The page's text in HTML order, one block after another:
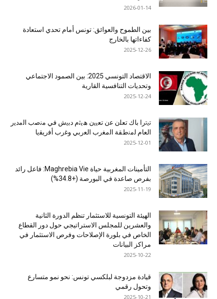
2026-01-14
بين الطموح والعوائق: تونس أمام تحدي استعادة
كفاءاتها بالخارج
2025-12-26
الاقتصاد التونسي 2025: بين الصمود الاجتماعي
وتحديات التنافسية القارية
2025-12-24
ﺗﯾﺗرا ﺑﺎك ﺗﻌﻠن ﻋن ﺗﻌﯾﯾن ھﯾﺛم دﺑﯾش ﻓﻲ ﻣﻧﺻب اﻟﻣدﯾر
اﻟﻌﺎم ﻟﻣﻧطﻘﺔ اﻟﻣﻐرب اﻟﻌرﺑﻲ وﻏرب أﻓرﯾﻘﯾﺎ
2025-12-01
التأمينات المغربية حياة Maghrebia Vie: فاعل رائد
بفرص صاعدة في البورصة (+34.8%)
2025-11-19
الهيئة التونسية للاستثمار تنظم الدورة الثانية
والعشرين للمجلس الاستراتيجي حول دور القطاع
الخاص في بلورة الإصلاحات وفرص الاستثمار في
مراكز البيانات
2025-10-22
قيادة مزدوجة لبلكسي تونس: نحو نمو متسارع
وتحول رقمي
2025-10-21